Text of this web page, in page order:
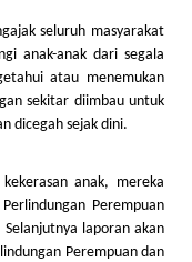
seluruh masyarakat
anak-anak dari segala
atau menemukan
sekitar diimbau untuk
dicegah sejak dini.
anak, mereka
Perempuan
laporan akan
Perempuan dan